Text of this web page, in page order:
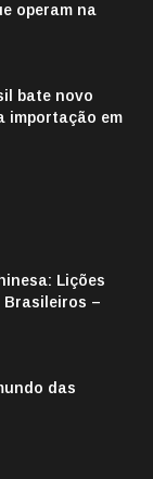
operam na
bate novo
importação em
Lições
Brasileiros –
das